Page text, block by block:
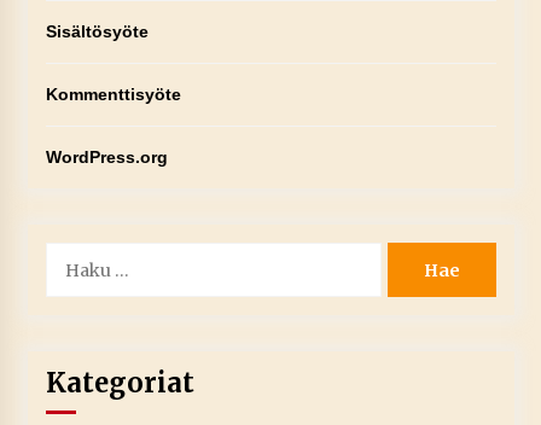
Sisältösyöte
Kommenttisyöte
WordPress.org
Kategoriat